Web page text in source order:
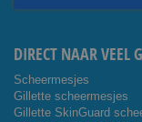
DIRECT NAAR VEEL
Scheermesjes
Gillette scheermesjes
Gillette SkinGuard